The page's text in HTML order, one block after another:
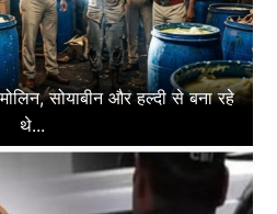
सोयाबीन और हल्दी से बना रहे
थे...